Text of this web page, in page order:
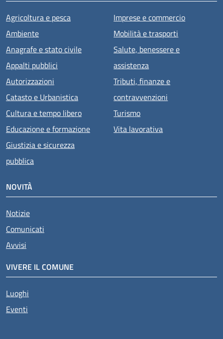
Agricoltura e pesca
Ambiente
Anagrafe e stato civile
Appalti pubblici
Autorizzazioni
Catasto e Urbanistica
Cultura e tempo libero
Educazione e formazione
Giustizia e sicurezza
pubblica
Imprese e commercio
Mobilità e trasporti
Salute, benessere e
assistenza
Tributi, finanze e
contravvenzioni
Turismo
Vita lavorativa
NOVITÀ
Notizie
Comunicati
Avvisi
VIVERE IL COMUNE
Luoghi
Eventi